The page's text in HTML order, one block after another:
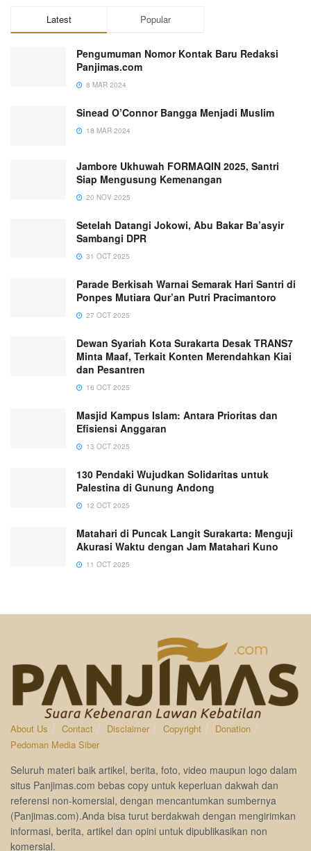
Latest Popular
Pengumuman Nomor Kontak Baru Redaksi
Panjimas.com
8 MAR 2024
Sinead O’Connor Bangga Menjadi Muslim
18 MAR 2024
Jambore Ukhuwah FORMAQIN 2025, Santri
Siap Mengusung Kemenangan
20 NOV 2025
Setelah Datangi Jokowi, Abu Bakar Ba’asyir
Sambangi DPR
31 OCT 2025
Parade Berkisah Warnai Semarak Hari Santri di
Ponpes Mutiara Qur’an Putri Pracimantoro
27 OCT 2025
Dewan Syariah Kota Surakarta Desak TRANS7
Minta Maaf, Terkait Konten Merendahkan Kiai
dan Pesantren
16 OCT 2025
Masjid Kampus Islam: Antara Prioritas dan
Efisiensi Anggaran
13 OCT 2025
130 Pendaki Wujudkan Solidaritas untuk
Palestina di Gunung Andong
12 OCT 2025
Matahari di Puncak Langit Surakarta: Menguji
Akurasi Waktu dengan Jam Matahari Kuno
11 OCT 2025
About Us Contact Disclaimer Copyright
Donation
Pedoman Media Siber
Seluruh materi baik artikel, berita, foto, video maupun logo dalam
situs Panjimas.com bebas copy untuk keperluan dakwah dan
referensi non-komersial, dengan mencantumkan sumbernya
(Panjimas.com).Anda bisa turut berdakwah dengan mengirimkan
informasi, berita, artikel dan opini untuk dipublikasikan non
komersial.